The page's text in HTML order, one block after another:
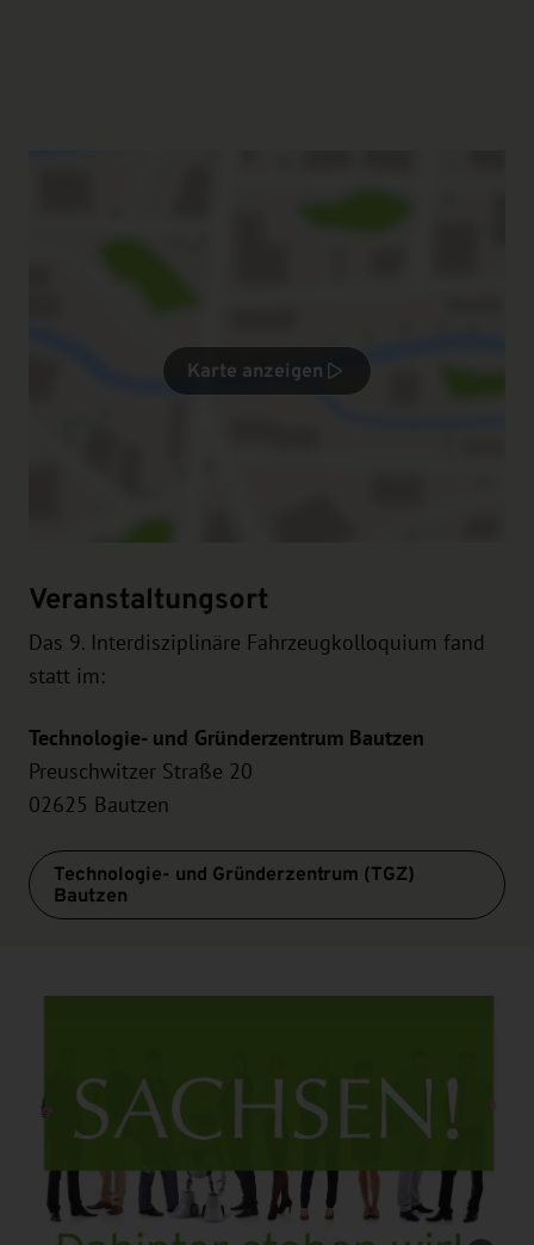
Karte anzeigen
Veranstaltungsort
Das 9. Interdisziplinäre Fahrzeugkolloquium fand
statt im:
Technologie- und Gründerzentrum Bautzen
Preuschwitzer Straße 20
02625 Bautzen
Technologie- und Gründerzentrum (TGZ)
Bautzen